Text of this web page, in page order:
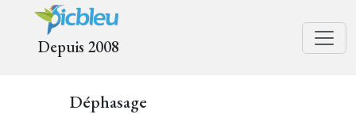
Depuis 2008
Déphasage